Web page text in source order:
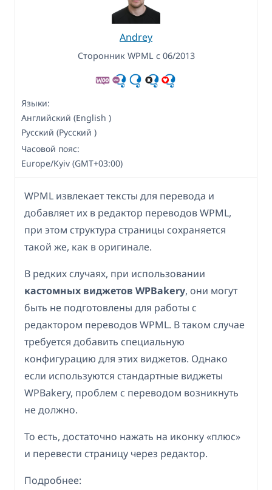
Andrey
Сторонник WPML с 06/2013
Языки:
Английский (English )
Русский (Русский )
Часовой пояс:
Europe/Kyiv (GMT+03:00)
WPML извлекает тексты для перевода и
добавляет их в редактор переводов WPML,
при этом структура страницы сохраняется
такой же, как в оригинале.
В редких случаях, при использовании
кастомных виджетов WPBakery, они могут
быть не подготовлены для работы с
редактором переводов WPML. В таком случае
требуется добавить специальную
конфигурацию для этих виджетов. Однако
если используются стандартные виджеты
WPBakery, проблем с переводом возникнуть
не должно.
То есть, достаточно нажать на иконку «плюс»
и перевести страницу через редактор.
Подробнее: